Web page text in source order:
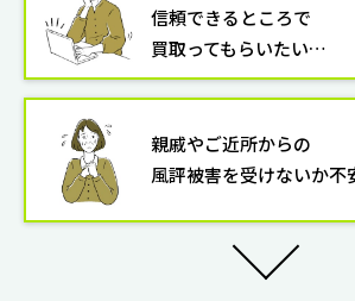
信頼できるところで
買取ってもらいたい…
親戚やご近所からの
風評被害を受けないか